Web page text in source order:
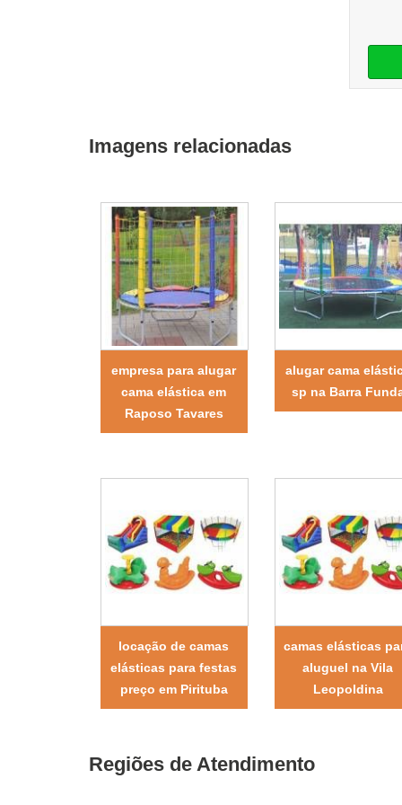
Imagens relacionadas
empresa para alugar
cama elástica em
Raposo Tavares
alugar cama
sp na Barra
locação de camas
elásticas para festas
preço em Pirituba
camas elásticas
aluguel na Vila
Leopoldina
Regiões de Atendimento